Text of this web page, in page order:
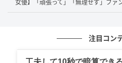
たようです。
女優】「頑張って」「無理せず」ファ
注目コン